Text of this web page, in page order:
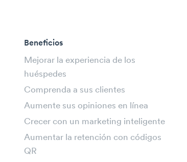
Beneficios
Mejorar la experiencia de los
huéspedes
Comprenda a sus clientes
Aumente sus opiniones en línea
Crecer con un marketing inteligente
Aumentar la retención con códigos
QR